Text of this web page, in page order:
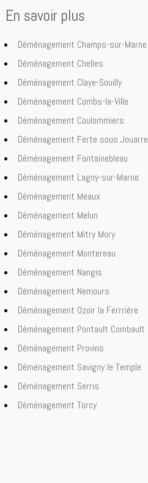
En savoir plus
Déménagement Champs-sur-Marne
Déménagement Chelles
Déménagement Claye-Souilly
Déménagement Combs-la-Ville
Déménagement Coulommiers
Déménagement Ferte sous Jouarre
Déménagement Fontainebleau
Déménagement Lagny-sur-Marne
Déménagement Meaux
Déménagement Melun
Déménagement Mitry Mory
Déménagement Montereau
Déménagement Nangis
Déménagement Nemours
Déménagement Ozoir la Ferrrière
Déménagement Pontault Combault
Déménagement Provins
Déménagement Savigny le Temple
Déménagement Serris
Déménagement Torcy